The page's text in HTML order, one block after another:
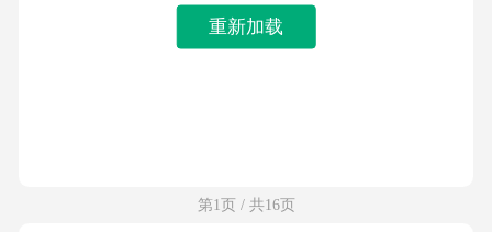
重新加载
第1页 / 共16页